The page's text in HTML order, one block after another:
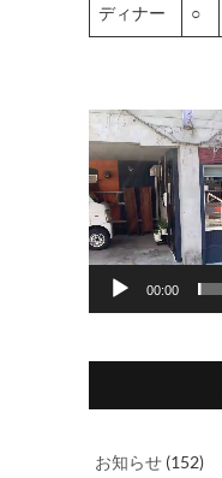
ディナー ○
動
画
プ
レ
ー
00:00
お知らせ (152)